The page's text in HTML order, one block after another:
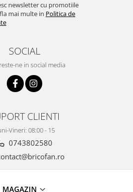
newsletter cu promotiile
mai multe in Politica de
SOCIAL
ne in social media
CLIENTI
Vineri: 08:00 - 15
0743802580
MAGAZIN